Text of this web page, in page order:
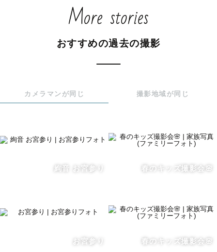
お気軽に公式LINEにてお問い合わせください！
最後まで見てくださりありがとうございました！
More stories
おすすめの過去の撮影
カメラマンが同じ 撮影地域が同じ
絢音 お宮参り 春のキッズ撮影会🌸
お宮参り 春のキッズ撮影会🌸